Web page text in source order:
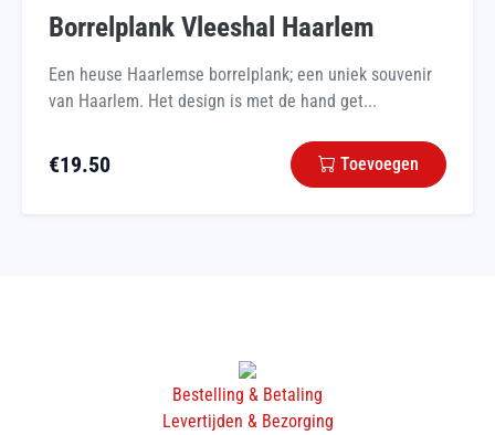
Borrelplank Vleeshal Haarlem
Een heuse Haarlemse borrelplank; een uniek souvenir
van Haarlem. Het design is met de hand get...
€19.50 Toevoegen
Bestelling & Betaling
Levertijden & Bezorging